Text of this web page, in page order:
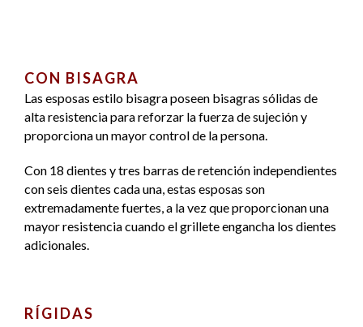
CON BISAGRA
Las esposas estilo bisagra poseen bisagras sólidas de
alta resistencia para reforzar la fuerza de sujeción y
proporciona un mayor control de la persona.
Con 18 dientes y tres barras de retención independientes
con seis dientes cada una, estas esposas son
extremadamente fuertes, a la vez que proporcionan una
mayor resistencia cuando el grillete engancha los dientes
adicionales.
RÍGIDAS